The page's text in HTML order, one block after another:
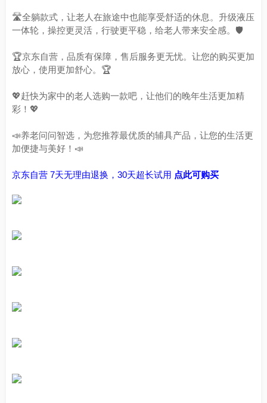
🛣️全躺款式，让老人在旅途中也能享受舒适的休息。升级液压
一体轮，操控更灵活，行驶更平稳，给老人带来安全感。🛡️
🏆京东自营，品质有保障，售后服务更无忧。让您的购买更加
放心，使用更加舒心。🏆
💖赶快为家中的老人选购一款吧，让他们的晚年生活更加精
彩！💖
📣养老问问智选，为您推荐最优质的辅具产品，让您的生活更
加便捷与美好！📣
京东自营 7天无理由退换，30天超长试用 点此可购买